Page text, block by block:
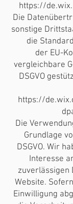
https://
Die
sonstige
die
der EU-
vergleichbare
DSGVO
https://
Die
Grundlage
DSGVO. Wir
Interesse
zuverlässigen
Website.
Einwilligung